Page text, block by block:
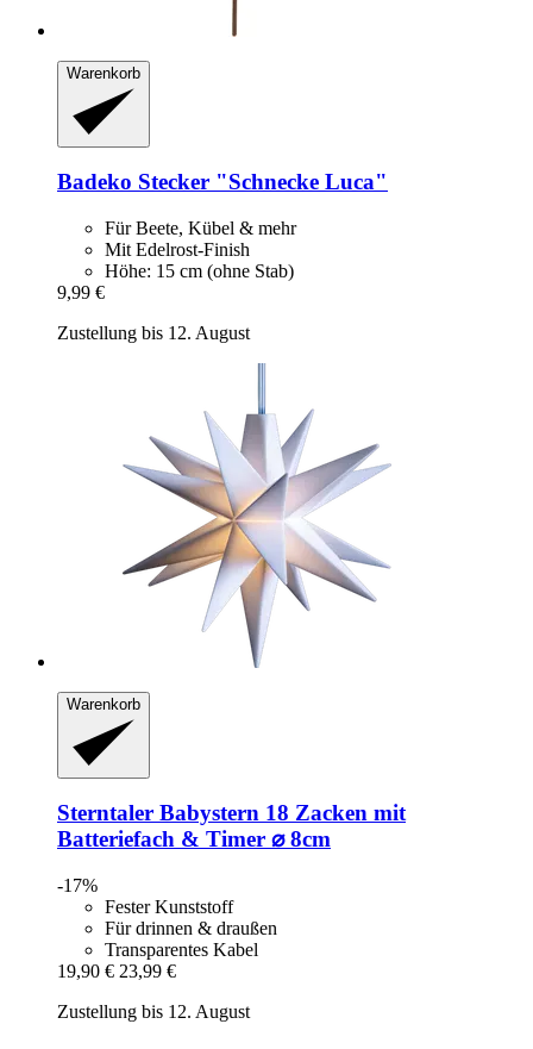
Warenkorb
Badeko Stecker "Schnecke Luca"
Für Beete, Kübel & mehr
Mit Edelrost-Finish
Höhe: 15 cm (ohne Stab)
9,99 €
Zustellung bis 12. August
Warenkorb
Sterntaler Babystern 18 Zacken mit
Batteriefach & Timer ⌀ 8cm
-17%
Fester Kunststoff
Für drinnen & draußen
Transparentes Kabel
19,90 € 23,99 €
Zustellung bis 12. August